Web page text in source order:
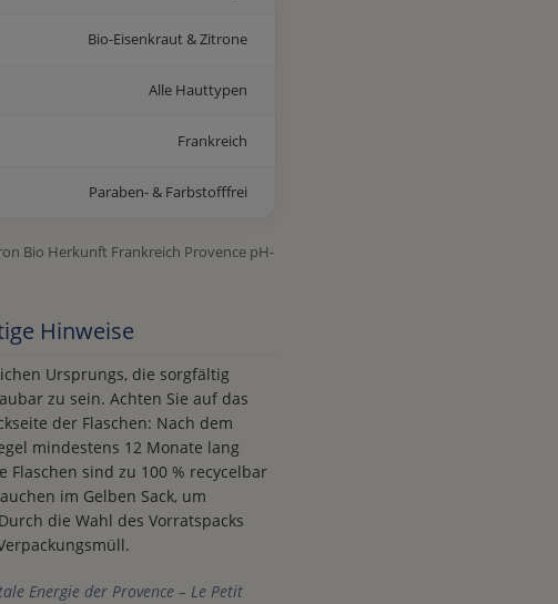
Bio-Eisenkraut & Zitrone
Alle Hauttypen
Frankreich
Paraben- & Farbstofffrei
Bio Herkunft Frankreich Provence pH-
Hinweise
Ursprungs, die sorgfältig
zu sein. Achten Sie auf das
der Flaschen: Nach dem
mindestens 12 Monate lang
sind zu 100 % recycelbar
im Gelben Sack, um
die Wahl des Vorratspacks
Energie der Provence – Le Petit